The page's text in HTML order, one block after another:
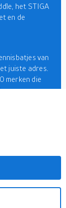
het STIGA
en de
van
juiste adres.
merken die
Enkele
Yasaka
Hier kun
toegang te
ontdekken
sports en
je palmtop.